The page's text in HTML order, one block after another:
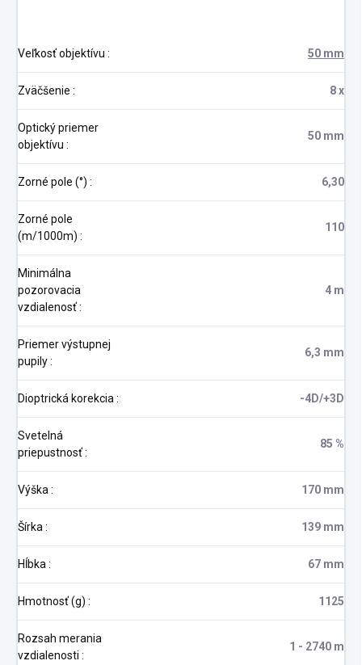
Veľkosť objektívu : 50 mm
Zväčšenie : 8 x
Optický priemer
objektívu :
50 mm
Zorné pole (°) : 6,30
Zorné pole
(m/1000m) :
110
Minimálna
pozorovacia
vzdialenosť:
4 m
Priemer výstupnej
pupily:
6,3 mm
Dioptrická korekcia : -4D/+3D
Svetelná
priepustnosť:
85 %
Výška : 170 mm
Šírka : 139 mm
Hĺbka : 67 mm
Hmotnosť (g) : 1125
Rozsah merania
vzdialenosti :
1 - 2740 m